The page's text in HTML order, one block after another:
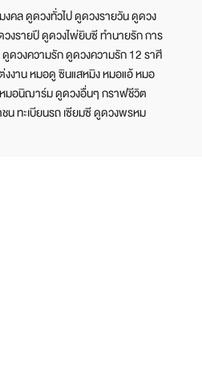
คล ดูดวงทั่วไป ดูดวงรายวัน ดูดวง
งรายปี ดูดวงไพ่ยิบซี ทำนายรัก การ
ดูดวงความรัก ดูดวงความรัก 12 ราศี
งาน หมอดู ซินแสหมิง หมอแอ้ หมอ
มอนิฌาร์ม ดูดวงอื่นๆ กราฟชีวิต
น ทะเบียนรถ เซียมซี ดูดวงพรหม